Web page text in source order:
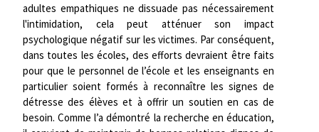
adultes empathiques ne dissuade pas nécessairement
l'intimidation, cela peut atténuer son impact
psychologique négatif sur les victimes. Par conséquent,
dans toutes les écoles, des efforts devraient être faits
pour que le personnel de l’école et les enseignants en
particulier soient formés à reconnaître les signes de
détresse des élèves et à offrir un soutien en cas de
besoin. Comme l’a démontré la recherche en éducation,